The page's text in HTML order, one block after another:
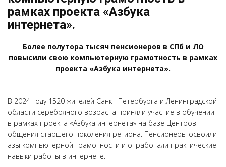
рамках проекта «Азбука
интернета».
Более полутора тысяч пенсионеров в СПб и ЛО
повысили свою компьютерную грамотность в рамках
проекта «Азбука интернета».
В 2024 году 1520 жителей Санкт-Петербурга и Ленинградской
области серебряного возраста приняли участие в обучении
в рамках проекта «Азбука интернета» на базе Центров
общения старшего поколения региона. Пенсионеры освоили
азы компьютерной грамотности и отработали практические
навыки работы в интернете.